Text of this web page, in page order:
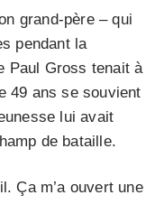
grand-père – qui
pendant la
Paul Gross tenait à
49 ans se souvient
lui avait
de bataille.
Ça m’a ouvert une